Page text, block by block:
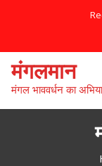
मंगलमान
मंगल भाववर्धन का